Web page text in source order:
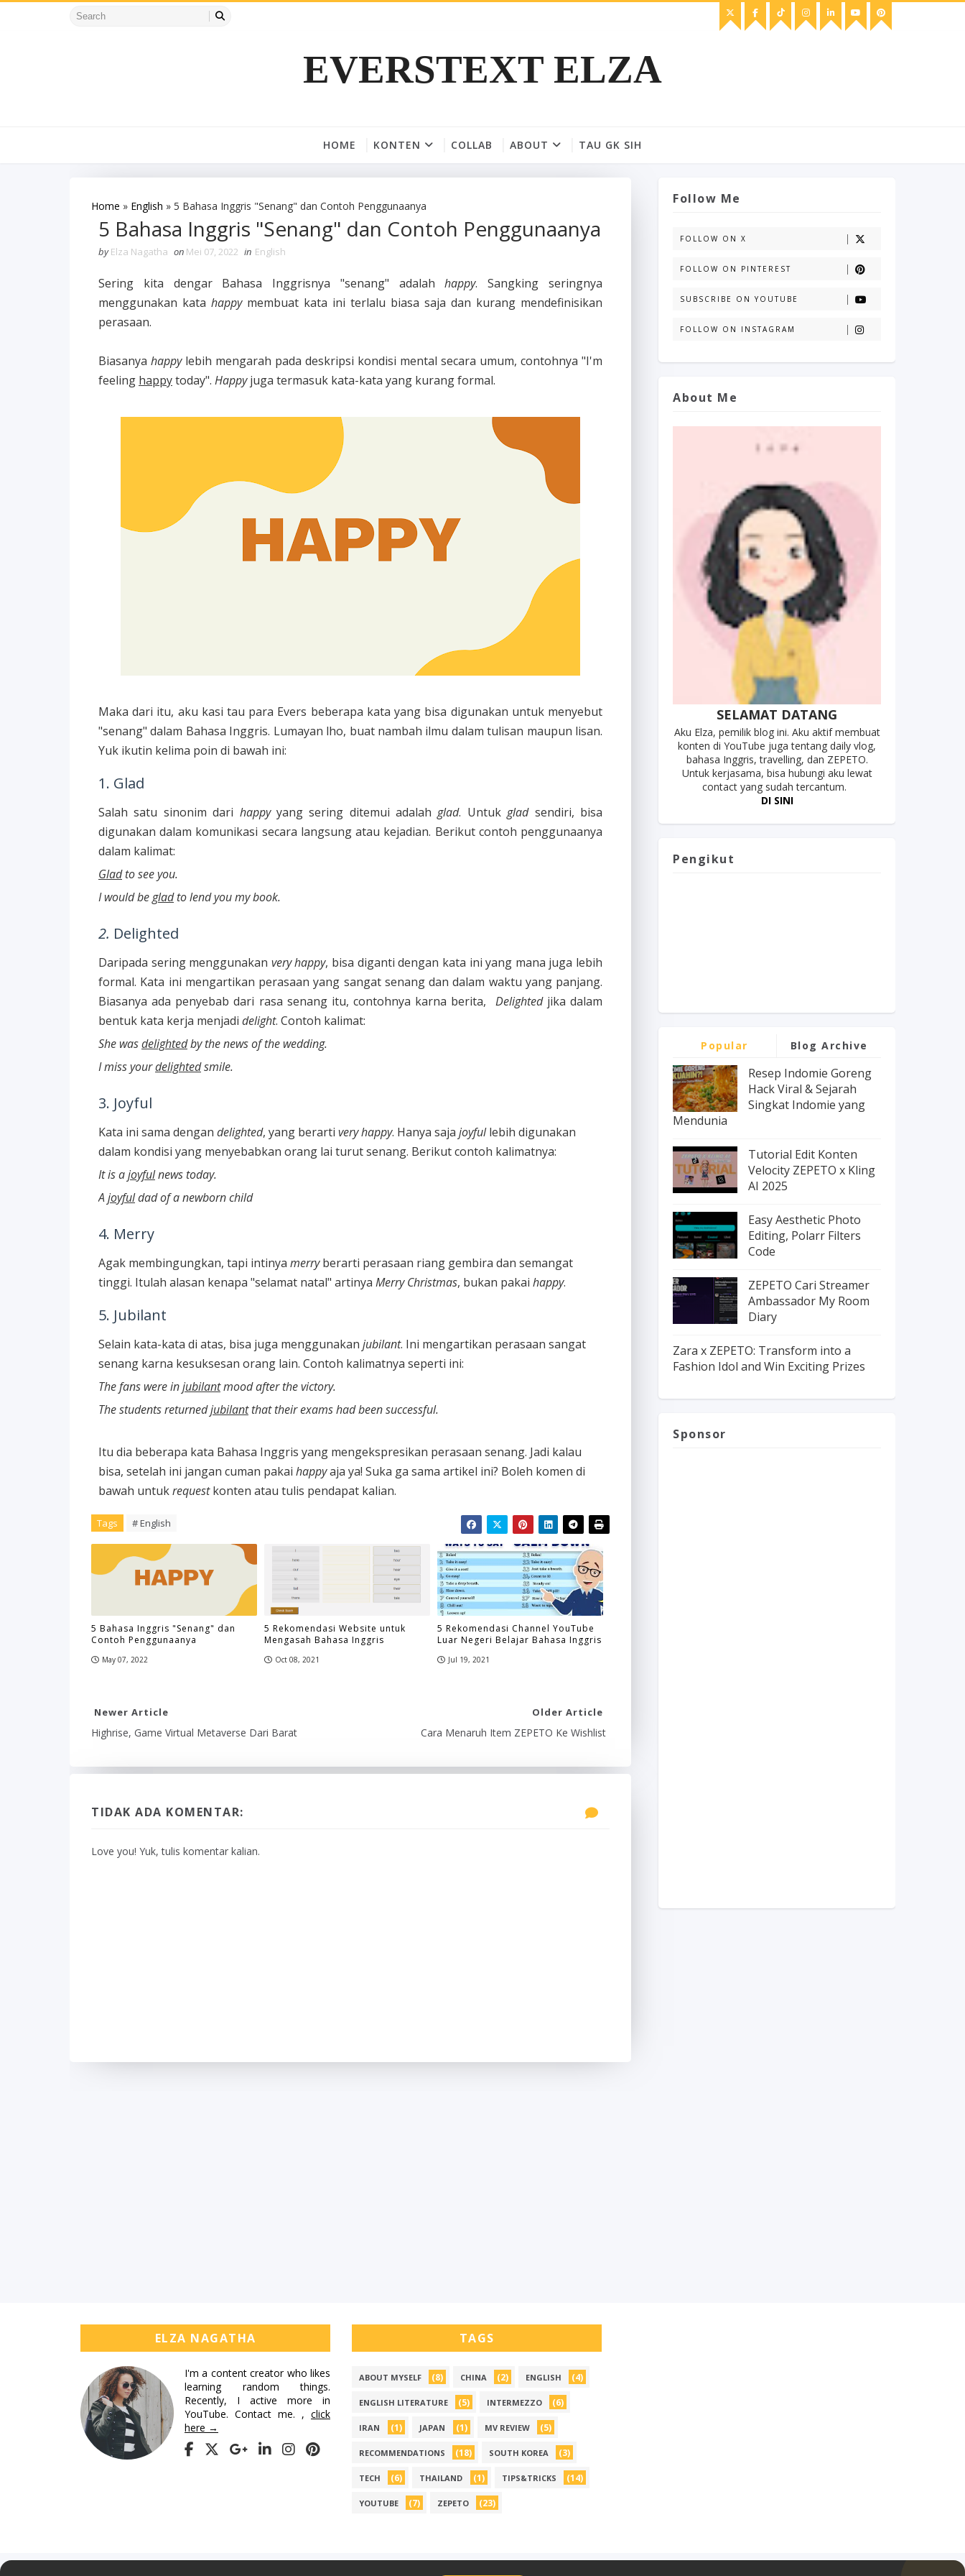
EVERSTEXT ELZA
HOME KONTEN COLLAB ABOUT TAU GK SIH
Home » English » 5 Bahasa Inggris "Senang" dan Contoh Penggunaanya
5 Bahasa Inggris "Senang" dan Contoh Penggunaanya
by Elza Nagatha on Mei 07, 2022 in English
Sering kita dengar Bahasa Inggrisnya "senang" adalahhappy. Sangking seringnya
menggunakan kata happymembuat kata ini terlalu biasa saja dan kurang mendefinisikan
perasaan.
Biasanya happylebih mengarah pada deskripsi kondisi mental secara umum, contohnya "I'm
feeling happytoday". Happyjuga termasuk kata-kata yang kurang formal.
Maka dari itu, aku kasi tau para Evers beberapa kata yang bisa digunakan untuk menyebut
"senang" dalam Bahasa Inggris. Lumayan lho, buat nambah ilmu dalam tulisan maupun lisan.
Yuk ikutin kelima poin di bawah ini:
1. Glad
Salah satu sinonim dari happyyang sering ditemui adalahglad. Untukgladsendiri, bisa
digunakan dalam komunikasi secara langsung atau kejadian. Berikut contoh penggunaanya
dalam kalimat:
Gladto see you.
I would be gladto lend you my book.
2. Delighted
Daripada sering menggunakan very happy, bisa diganti dengan kata ini yang mana juga lebih
formal. Kata ini mengartikan perasaan yang sangat senang dan dalam waktu yang panjang.
Biasanya ada penyebab dari rasa senang itu, contohnya karna berita, Delightedjika dalam
bentuk kata kerja menjadi delight. Contoh kalimat:
She wasdelightedby the news of the wedding.
I miss yourdelightedsmile.
3. Joyful
Kata ini sama dengan delighted, yang berarti very happy. Hanya saja joyfullebih digunakan
dalam kondisi yang menyebabkan orang lai turut senang. Berikut contoh kalimatnya:
It is ajoyfulnews today.
Ajoyfuldad of a newborn child
4. Merry
Agak membingungkan, tapi intinya merryberarti perasaan riang gembira dan semangat
tinggi. Itulah alasan kenapa "selamat natal" artinya Merry Christmas, bukan pakai happy.
5. Jubilant
Selain kata-kata di atas, bisa juga menggunakan jubilant. Ini mengartikan perasaan sangat
senang karna kesuksesan orang lain. Contoh kalimatnya seperti ini:
The fans were injubilantmood after the victory.
The students returnedjubilantthat their exams had been successful.
Itu dia beberapa kata Bahasa Inggris yang mengekspresikan perasaan senang. Jadi kalau
bisa, setelah ini jangan cuman pakai happyaja ya! Suka ga sama artikel ini? Boleh komen di
bawah untukrequestkonten atau tulis pendapat kalian.
Tags # English
5 Bahasa Inggris "Senang" dan
Contoh Penggunaanya
May 07, 2022
5 Rekomendasi Website untuk
Mengasah Bahasa Inggris
Oct 08, 2021
5 Rekomendasi Channel YouTube
Luar Negeri Belajar Bahasa Inggris
Jul 19, 2021
Newer Article
Highrise, Game Virtual Metaverse Dari Barat
Older Article
Cara Menaruh Item ZEPETO Ke Wishlist
TIDAK ADA KOMENTAR:
Love you! Yuk, tulis komentar kalian.
Follow Me
FOLLOW ON X
FOLLOW ON PINTEREST
SUBSCRIBE ON YOUTUBE
FOLLOW ON INSTAGRAM
About Me
SELAMAT DATANG
Aku Elza, pemilik blog ini. Aku aktif membuat
konten di YouTube juga tentang daily vlog,
bahasa Inggris, travelling, dan ZEPETO.
Untuk kerjasama, bisa hubungi aku lewat
contact yang sudah tercantum.
DI SINI
Pengikut
Popular Blog Archive
Resep Indomie Goreng
Hack Viral & Sejarah
Singkat Indomie yang
Mendunia
Tutorial Edit Konten
Velocity ZEPETO x Kling
AI 2025
Easy Aesthetic Photo
Editing, Polarr Filters
Code
ZEPETO Cari Streamer
Ambassador My Room
Diary
Zara x ZEPETO: Transform into a
Fashion Idol and Win Exciting Prizes
Sponsor
ELZA NAGATHA
I'm a content creator who likes
learning random things.
Recently, I active more in
YouTube. Contact me. , click
here →
TAGS
ABOUT MYSELF (8) CHINA (2) ENGLISH (4)
ENGLISH LITERATURE (5) INTERMEZZO (6)
IRAN (1) JAPAN (1) MV REVIEW (5)
RECOMMENDATIONS (18) SOUTH KOREA (3)
TECH (6) THAILAND (1) TIPS&TRICKS (14)
YOUTUBE (7) ZEPETO (23)